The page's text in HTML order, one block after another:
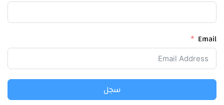
Email
سجل